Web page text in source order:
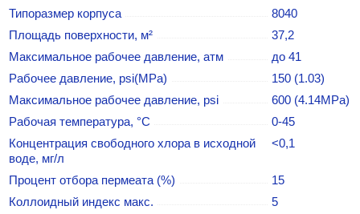
Типоразмер корпуса
8040
Площадь поверхности, м²
37,2
Максимальное рабочее давление, атм
до 41
Рабочее давление, psi(MPa)
150 (1.03)
Максимальное рабочее давление, psi
600 (4.14MPa)
Рабочая температура, °C
0-45
Концентрация свободного хлора в исходной
воде, мг/л
<0,1
Процент отбора пермеата (%)
15
Коллоидный индекс макс.
5